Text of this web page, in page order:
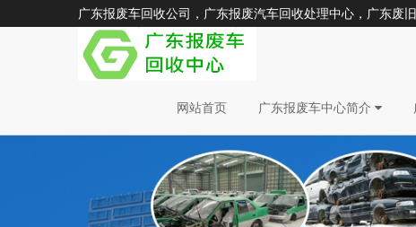
广东报废车回收公司，广东报废汽车回收处理中心，广东废
网站首页 广东报废车中心简介